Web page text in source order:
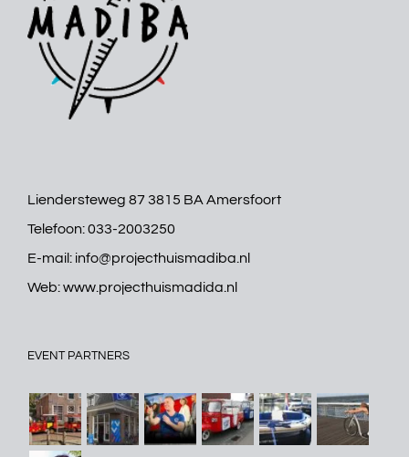
Liendersteweg 87 3815 BA Amersfoort
Telefoon:033-2003250
E-mail: info@projecthuismadiba.nl
Web:www.projecthuismadida.nl
EVENT PARTNERS